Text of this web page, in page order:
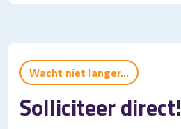
Wacht niet langer...
Solliciteer direct!